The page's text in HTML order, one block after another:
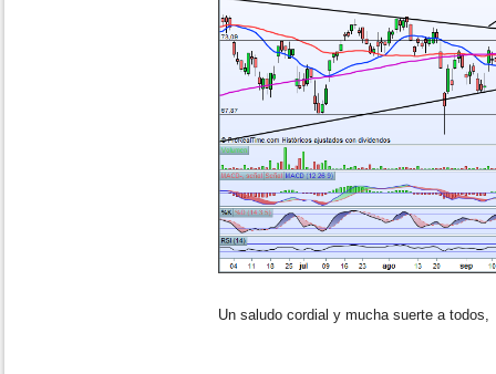
Un saludo cordial y mucha suerte a todos,